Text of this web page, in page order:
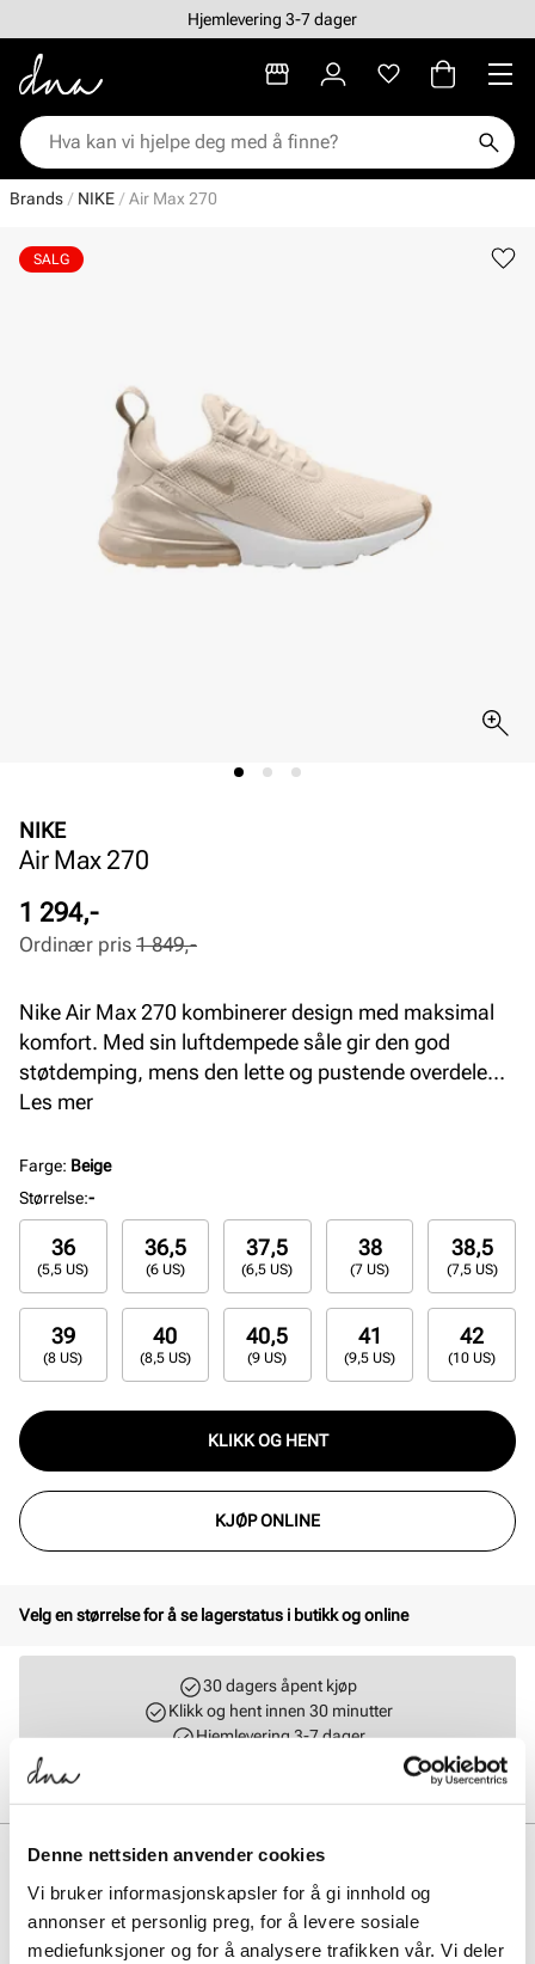
Denne nettsiden anvender cookies
Vi bruker informasjonskapsler for å gi innhold og
annonser et personlig preg, for å levere sosiale
mediefunksjoner og for å analysere trafikken vår. Vi deler
Hjemlevering 3-7 dager
Brands NIKE Air Max 270
SALG
NIKE
Air Max 270
Pris
1 294,-
Ordinær
pris
Ordinær pris 1 849,-
Nike Air Max 270 kombinerer design med maksimal
komfort. Med sin luftdempede såle gir den god
støtdemping, mens den lette og pustende overdelen
sikrer optimal ventilasjon gjennom hele dagen.
Les mer
Farge: Beige
Størrelse:-
36
(5,5 US)
36,5
(6 US)
37,5
(6,5 US)
38
(7 US)
38,5
(7,5 US)
39
(8 US)
40
(8,5 US)
40,5
(9 US)
41
(9,5 US)
42
(10 US)
KLIKK OG HENT
KJØP ONLINE
Velg en størrelse for å se lagerstatus i butikk og online
30 dagers åpent kjøp
Klikk og hent innen 30 minutter
Hjemlevering 3-7 dager
BESKRIVELSE
Nike Air Max 270 kombinerer design med maksimal komfort. Med
sin luftdempede såle gir den god støtdemping, mens den lette og
pustende overdelen sikrer optimal ventilasjon gjennom hele dagen.